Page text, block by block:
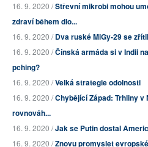
16. 9. 2020 /Střevní mikrobi mohou
zdraví během dlo...
16. 9. 2020 /Dva ruské MiGy-29 se
16. 9. 2020 /Čínská armáda si v Indii
pching?
16. 9. 2020 /Velká strategie odolnosti
16. 9. 2020 /Chybějící Západ: Trhliny v
rovnováh...
16. 9. 2020 /Jak se Putin dostal
16. 9. 2020 /Znovu promyslet